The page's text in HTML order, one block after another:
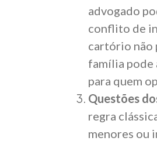
advogado
conflito de
cartório não
família pode
para quem
Questões
regra
menores ou